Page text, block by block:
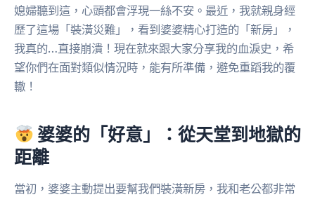
媳婦聽到這，心頭都會浮現一絲不安。最近，我就親身經
歷了這場「裝潢災難」，看到婆婆精心打造的「新房」，
我真的…直接崩潰！現在就來跟大家分享我的血淚史，希
望你們在面對類似情況時，能有所準備，避免重蹈我的覆
轍！
婆婆的「好意」：從天堂到地獄的
距離
當初，婆婆主動提出要幫我們裝潢新房，我和老公都非常